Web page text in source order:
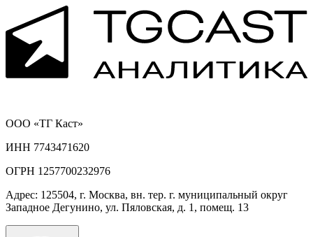
ООО «ТГ Каст»
ИНН 7743471620
ОГРН 1257700232976
Адрес: 125504, г. Москва, вн. тер. г. муниципальный округ
Западное Дегунино, ул. Пяловская, д. 1, помещ. 13